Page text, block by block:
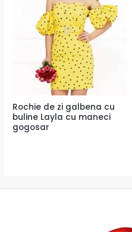
Rochie de zi galbena cu
buline Layla cu maneci
gogosar